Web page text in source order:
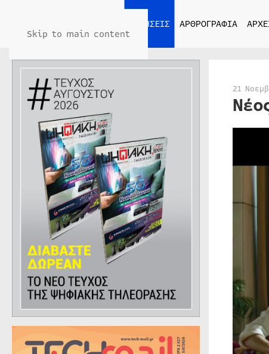
Skip to main content
ΕΙΔΗΣΕΙΣ ΑΡΘΡΟΓΡΑΦΙΑ
21